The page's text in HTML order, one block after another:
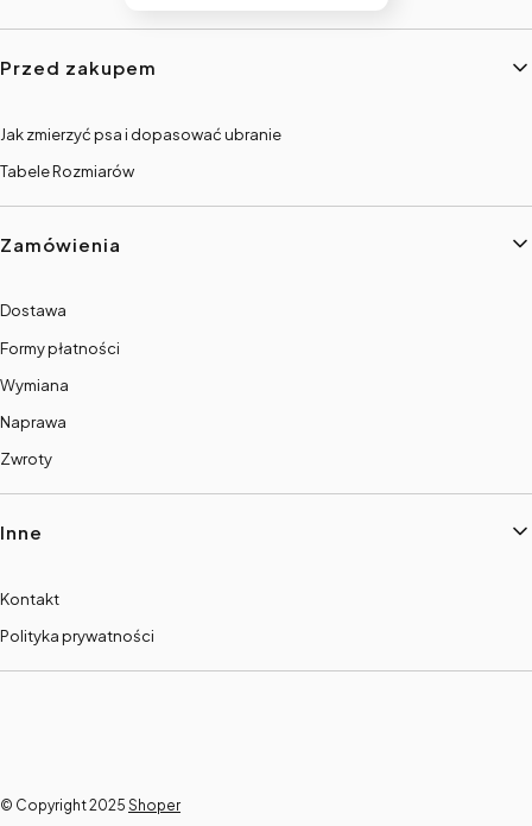
Linki w stopce
Przed zakupem
Jak zmierzyć psa i dopasować ubranie
Tabele Rozmiarów
Zamówienia
Dostawa
Formy płatności
Wymiana
Naprawa
Zwroty
Inne
Kontakt
Polityka prywatności
© Copyright 2025 Shoper